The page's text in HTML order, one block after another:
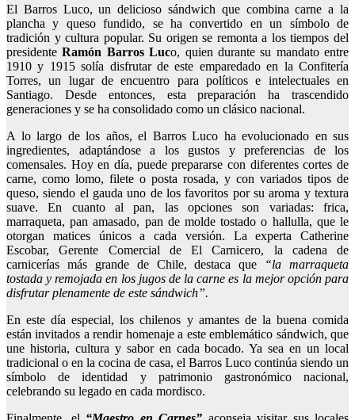
El Barros Luco, un delicioso sándwich que combina carne a la
plancha y queso fundido, se ha convertido en un símbolo de
tradición y cultura popular. Su origen se remonta a los tiempos del
presidenteRamón Barros Luco, quien durante su mandato entre
1910 y 1915 solía disfrutar de este emparedado en la Confitería
Torres, un lugar de encuentro para políticos e intelectuales en
Santiago. Desde entonces, esta preparación ha trascendido
generaciones y se ha consolidado como un clásico nacional.
A lo largo de los años, el Barros Luco ha evolucionado en sus
ingredientes, adaptándose a los gustos y preferencias de los
comensales. Hoy en día, puede prepararse con diferentes cortes de
carne, como lomo, filete o posta rosada, y con variados tipos de
queso, siendo el gauda uno de los favoritos por su aroma y textura
suave. En cuanto al pan, las opciones son variadas: frica,
marraqueta, pan amasado, pan de molde tostado o hallulla, que le
otorgan matices únicos a cada versión. La experta Catherine
Escobar, Gerente Comercial de El Carnicero, la cadena de
carnicerías más grande de Chile, destaca que
“la marraqueta
tostada y remojada en los jugos de la carne es la mejor opción para
disfrutar plenamente de este sándwich”.
En este día especial, los chilenos y amantes de la buena comida
están invitados a rendir homenaje a este emblemático sándwich, que
une historia, cultura y sabor en cada bocado. Ya sea en un local
tradicional o en la cocina de casa, el Barros Luco continúa siendo un
símbolo de identidad y patrimonio gastronómico nacional,
celebrando su legado en cada mordisco.